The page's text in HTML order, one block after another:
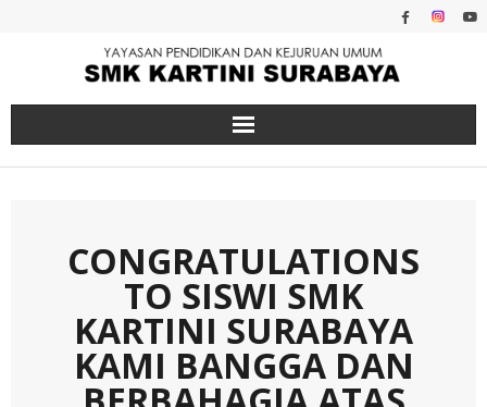
CONGRATULATIONS
TO SISWI SMK
KARTINI SURABAYA
KAMI BANGGA DAN